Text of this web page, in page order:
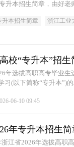
升本招生简章，由好老
升本招生简章 浙江工业
校“专升本”招生
年选拔高职高专毕业
(以下简称“专升本”)的
06-10 09:45
年专升本招生简
江省2026年选拔高职